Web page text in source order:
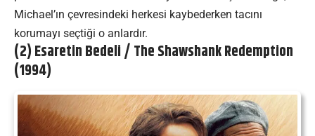
Michael’ın çevresindeki herkesi kaybederken tacını
korumayı seçtiği o anlardır.
(2) Esaretin Bedeli / The Shawshank Redemption
(1994)